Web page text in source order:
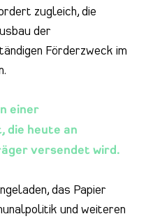
zugleich, die
der
Förderzweck im
einer
heute an
versendet wird.
das Papier
und weiteren